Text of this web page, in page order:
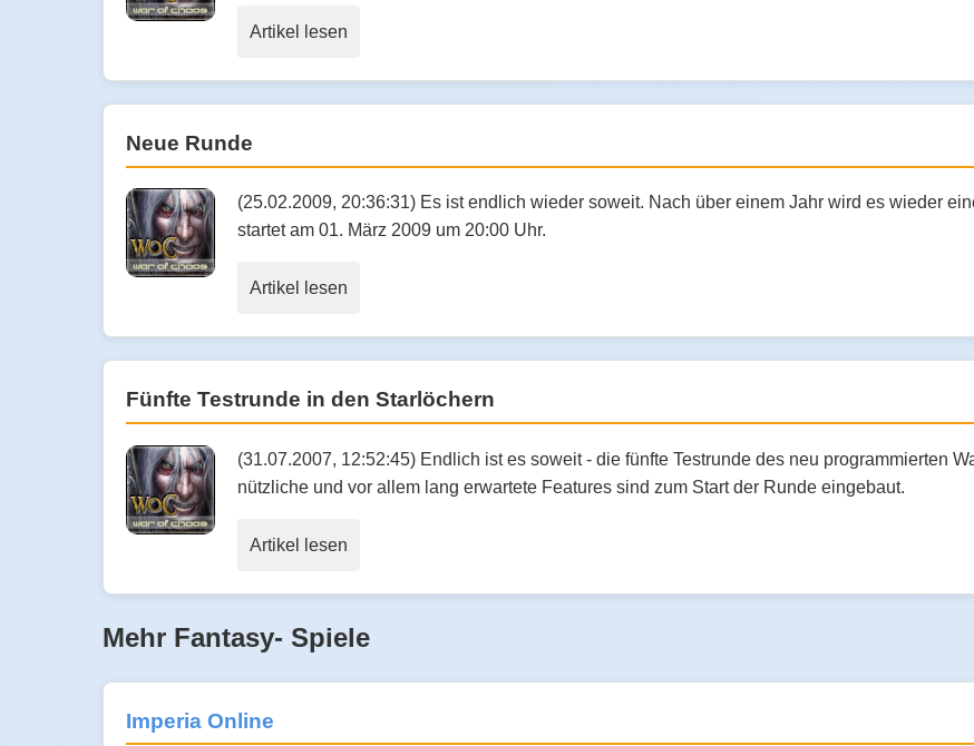
Artikel lesen
Neue Runde
(25.02.2009, 20:36:31) Es ist endlich wieder soweit. Nach über einem Jahr wird es wieder
startet am 01. März 2009 um 20:00 Uhr.
Artikel lesen
Fünfte Testrunde in den Starlöchern
(31.07.2007, 12:52:45) Endlich ist es soweit - die fünfte Testrunde des neu programmierten
nützliche und vor allem lang erwartete Features sind zum Start der Runde eingebaut.
Artikel lesen
Mehr Fantasy- Spiele
Imperia Online